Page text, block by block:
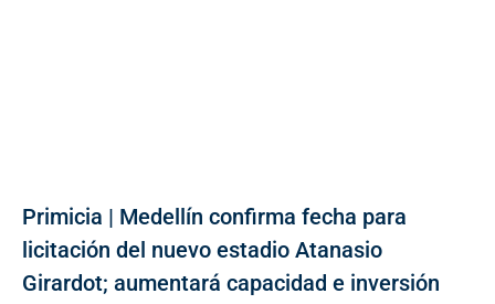
Primicia | Medellín confirma fecha para
licitación del nuevo estadio Atanasio
Girardot; aumentará capacidad e inversión